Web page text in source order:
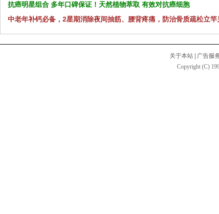
抗癌明星组合 多年口碑保证！天然植物萃取 有效对抗癌细胞
中老年补钙必备，2星期消除夜间抽筋、腰背疼痛，防治骨质疏松立竿
关于本站
广告服
Copyright (C)